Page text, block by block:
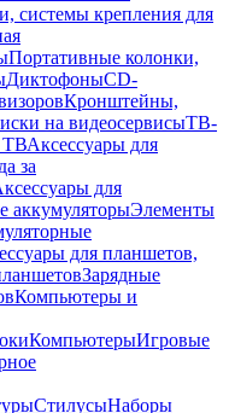
системы крепления для
Портативные колонки,
ДиктофоныCD-
Кронштейны,
на видеосервисыТВ-
ТВАксессуары для
за
для
аккумуляторыЭлементы
для планшетов,
Зарядные
Компьютеры и
КомпьютерыИгровые
СтилусыНаборы